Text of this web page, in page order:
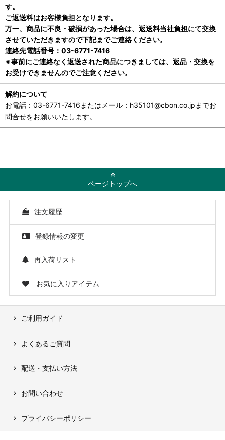
す。
ご返送料はお客様負担となります。
万一、商品に不良・破損があった場合は、返送料当社負担にて交換
させていただきますので下記までご連絡ください。
連絡先電話番号：03-6771-7416
※事前にご連絡なく返送された商品につきましては、返品・交換を
お受けできませんのでご注意ください。
解約について
お電話：03-6771-7416またはメール：h35101@cbon.co.jpまでお
問合せをお願いいたします。
ページトップへ
注文履歴
登録情報の変更
再入荷リスト
お気に入りアイテム
ご利用ガイド
よくあるご質問
配送・支払い方法
お問い合わせ
プライバシーポリシー